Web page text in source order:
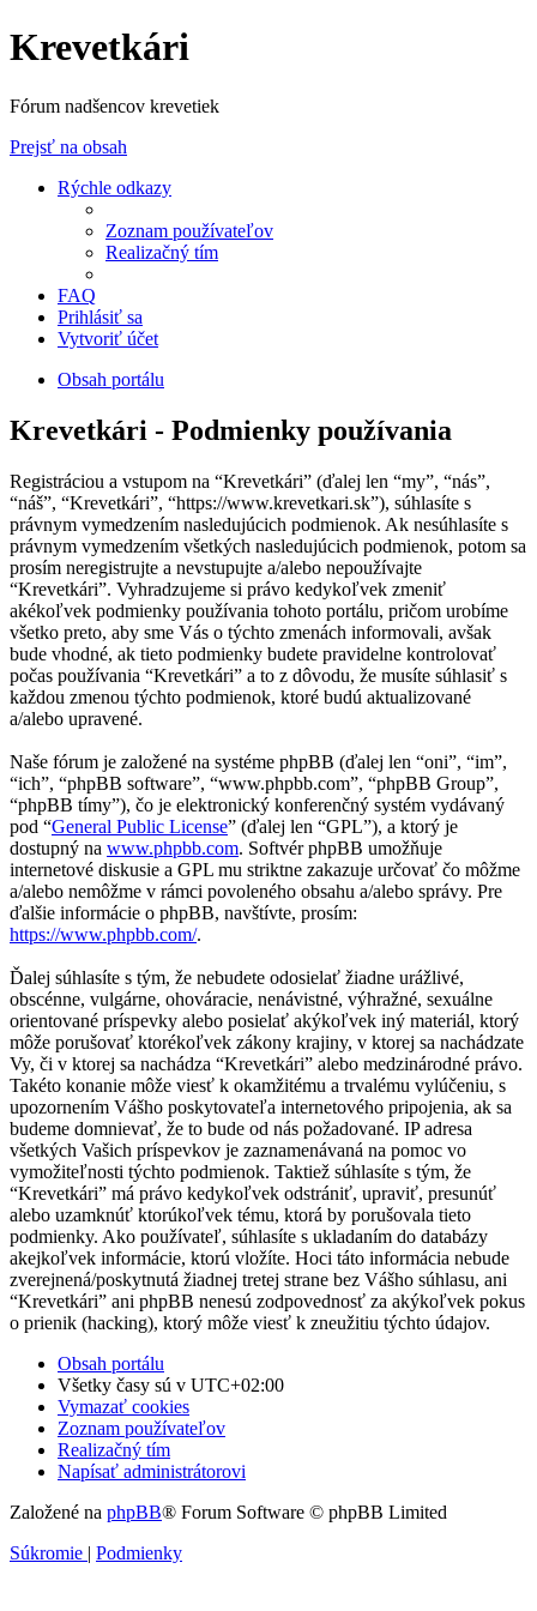
Krevetkári
Fórum nadšencov krevetiek
Prejsť na obsah
Rýchle odkazy
Zoznam používateľov
Realizačný tím
FAQ
Prihlásiť sa
Vytvoriť účet
Obsah portálu
Krevetkári - Podmienky používania
Registráciou a vstupom na “Krevetkári” (ďalej len “my”, “nás”,
“náš”, “Krevetkári”, “https://www.krevetkari.sk”), súhlasíte s
právnym vymedzením nasledujúcich podmienok. Ak nesúhlasíte s
právnym vymedzením všetkých nasledujúcich podmienok, potom sa
prosím neregistrujte a nevstupujte a/alebo nepoužívajte
“Krevetkári”. Vyhradzujeme si právo kedykoľvek zmeniť
akékoľvek podmienky používania tohoto portálu, pričom urobíme
všetko preto, aby sme Vás o týchto zmenách informovali, avšak
bude vhodné, ak tieto podmienky budete pravidelne kontrolovať
počas používania “Krevetkári” a to z dôvodu, že musíte súhlasiť s
každou zmenou týchto podmienok, ktoré budú aktualizované
a/alebo upravené.
Naše fórum je založené na systéme phpBB (ďalej len “oni”, “im”,
“ich”, “phpBB software”, “www.phpbb.com”, “phpBB Group”,
“phpBB tímy”), čo je elektronický konferenčný systém vydávaný
pod “General Public License” (ďalej len “GPL”), a ktorý je
dostupný na www.phpbb.com. Softvér phpBB umožňuje
internetové diskusie a GPL mu striktne zakazuje určovať čo môžme
a/alebo nemôžme v rámci povoleného obsahu a/alebo správy. Pre
ďalšie informácie o phpBB, navštívte, prosím:
https://www.phpbb.com/.
Ďalej súhlasíte s tým, že nebudete odosielať žiadne urážlivé,
obscénne, vulgárne, ohováracie, nenávistné, výhražné, sexuálne
orientované príspevky alebo posielať akýkoľvek iný materiál, ktorý
môže porušovať ktorékoľvek zákony krajiny, v ktorej sa nachádzate
Vy, či v ktorej sa nachádza “Krevetkári” alebo medzinárodné právo.
Takéto konanie môže viesť k okamžitému a trvalému vylúčeniu, s
upozornením Vášho poskytovateľa internetového pripojenia, ak sa
budeme domnievať, že to bude od nás požadované. IP adresa
všetkých Vašich príspevkov je zaznamenávaná na pomoc vo
vymožiteľnosti týchto podmienok. Taktiež súhlasíte s tým, že
“Krevetkári” má právo kedykoľvek odstrániť, upraviť, presunúť
alebo uzamknúť ktorúkoľvek tému, ktorá by porušovala tieto
podmienky. Ako používateľ, súhlasíte s ukladaním do databázy
akejkoľvek informácie, ktorú vložíte. Hoci táto informácia nebude
zverejnená/poskytnutá žiadnej tretej strane bez Vášho súhlasu, ani
“Krevetkári” ani phpBB nenesú zodpovednosť za akýkoľvek pokus
o prienik (hacking), ktorý môže viesť k zneužitiu týchto údajov.
Obsah portálu
Všetky časy sú v UTC+02:00
Vymazať cookies
Zoznam používateľov
Realizačný tím
Napísať administrátorovi
Založené na phpBB® Forum Software © phpBB Limited
Súkromie | Podmienky